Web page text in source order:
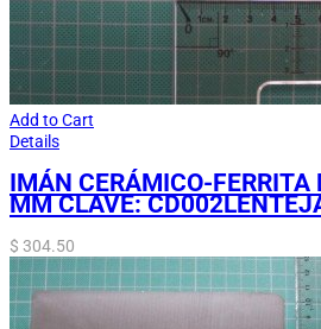
Add to Cart
Details
IMÁN CERÁMICO-
MM CLAVE:
$ 304.50